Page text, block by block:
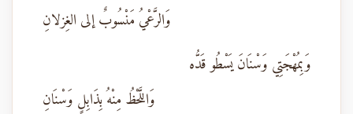
وَالرَّعْيُ مَنْسُوبٌ إلى الغِزلانِ
وَبِمُهْجَتِي وَسْنَانَ يَسْطُو قَدُّه
وَاللَّحْظُ مِنْهُ بِذَابِلٍ وَسْنَانِ